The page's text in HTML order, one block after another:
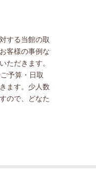
する当館の取
客様の事例な
ただきます。
予算・日取
ます。少人数
ので、どなた